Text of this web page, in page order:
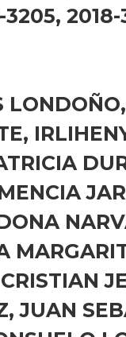
3205,
JUAN